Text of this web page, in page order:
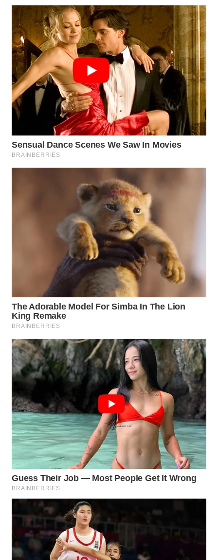
BORNEO
Wahana
Media
Group
WAHANA
NEWS
WAHANA
TANI
WAHANA
ADVOKAT
TRAVEL
WAHANA
WAHANANEWS
ID
WAHANANEWS
CO ID
WAHANANEWS
NET
WAHANA
SPORT
WAHANA
UMKM
WAHANA
SELEB